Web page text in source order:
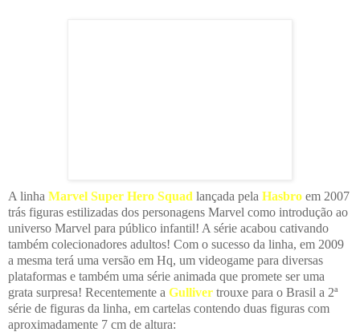
A linha Marvel Super Hero Squad lançada pela Hasbro em 2007
trás figuras estilizadas dos personagens Marvel como introdução ao
universo Marvel para público infantil! A série acabou cativando
também colecionadores adultos! Com o sucesso da linha, em 2009
a mesma terá uma versão em Hq, um videogame para diversas
plataformas e também uma série animada que promete ser uma
grata surpresa! Recentemente a Gulliver trouxe para o Brasil a 2ª
série de figuras da linha, em cartelas contendo duas figuras com
aproximadamente 7 cm de altura: